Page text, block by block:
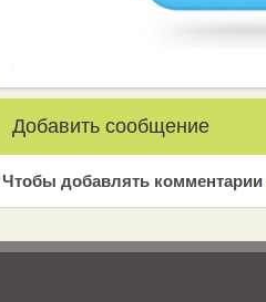
Добавить сообщение
Чтобы добавлять комментарии